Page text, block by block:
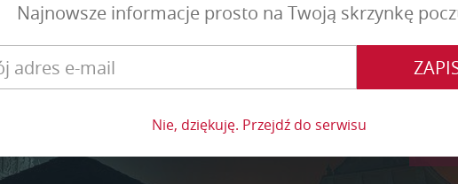
Najnowsze informacje prosto na Twoją skrzynkę
Nie, dziękuję. Przejdź do serwisu